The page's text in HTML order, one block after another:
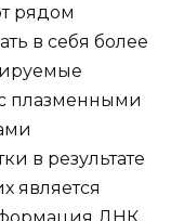
рядом
в себя более
плазменными
в результате
является